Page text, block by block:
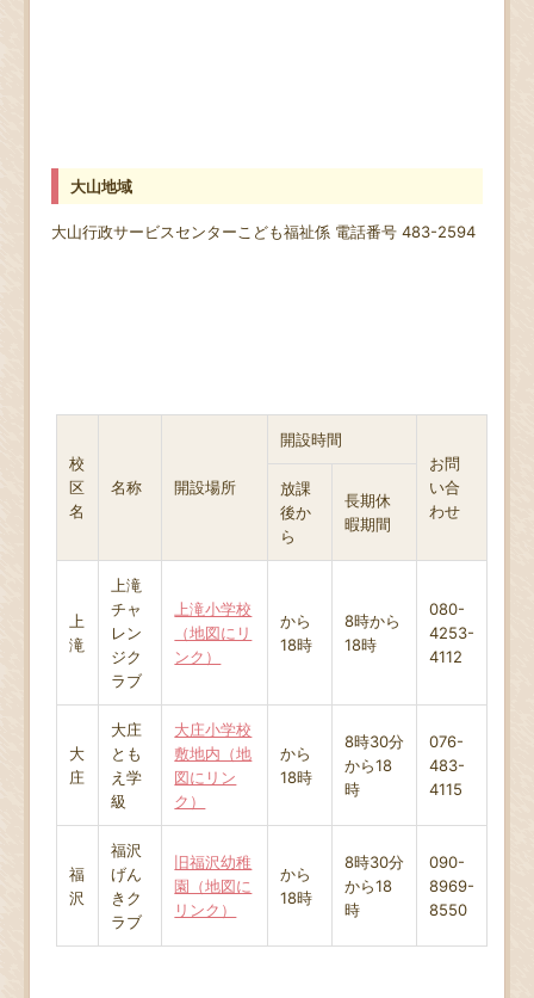
大山地域
大山行政サービスセンター こども福祉係電話番号 483-2594
校
区
名
名称 開設場所
開設時間
お問
い合
わせ
放課
後か
ら
長期休
暇期間
上
滝
上滝
チャ
レン
ジク
ラブ
上滝小学校
（地図にリ
ンク）
から
18時
8時から
18時
080-
4253-
4112
大
庄
大庄
とも
え学
級
大庄小学校
敷地内（地
図にリン
ク）
から
18時
8時30分
から18
時
076-
483-
4115
福
沢
福沢
げん
きク
ラブ
旧福沢幼稚
園（地図に
リンク）
から
18時
8時30分
から18
時
090-
8969-
8550